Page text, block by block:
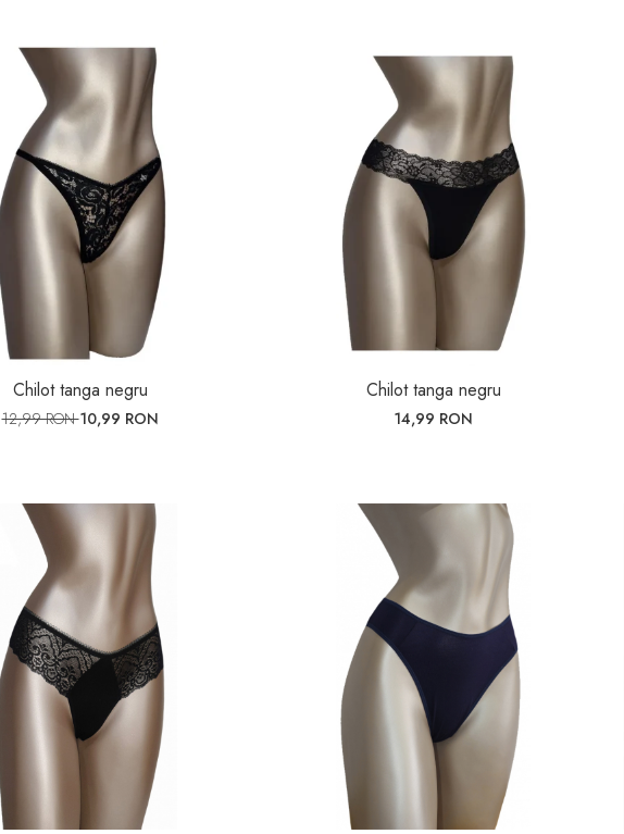
Chilot tanga negru
12,99 RON10,99 RON
Chilot tanga negru
14,99 RON